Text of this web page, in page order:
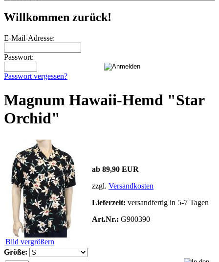
Willkommen zurück!
E-Mail-Adresse:
Passwort:
Passwort vergessen?
Magnum Hawaii-Hemd "Star
Orchid"
Bild vergrößern
ab 89,90 EUR
zzgl. Versandkosten
Lieferzeit: versandfertig in 5-7 Tagen
Art.Nr.: G900390
Größe: